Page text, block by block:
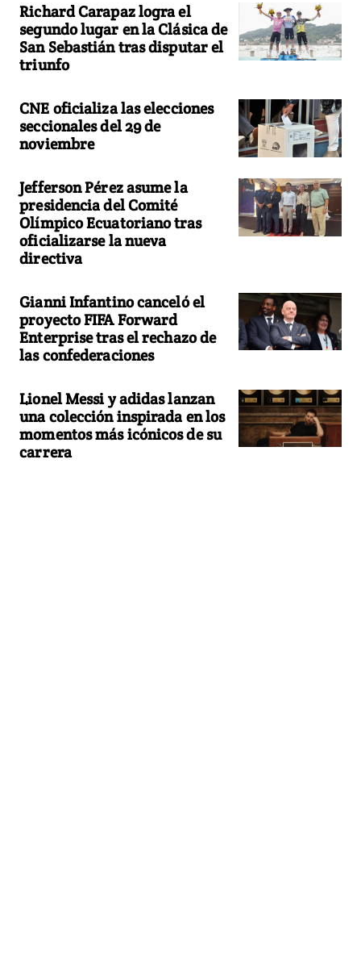
Richard Carapaz logra el
segundo lugar en la Clásica de
San Sebastián tras disputar el
triunfo
CNE oficializa las elecciones
seccionales del 29 de
noviembre
Jefferson Pérez asume la
presidencia del Comité
Olímpico Ecuatoriano tras
oficializarse la nueva
directiva
Gianni Infantino canceló el
proyecto FIFA Forward
Enterprise tras el rechazo de
las confederaciones
Lionel Messi y adidas lanzan
una colección inspirada en los
momentos más icónicos de su
carrera